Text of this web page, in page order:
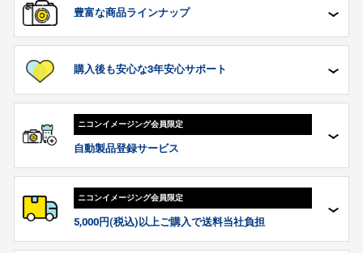
豊富な商品ラインナップ
購入後も安心な3年安心サポート
ニコンイメージング会員限定
自動製品登録サービス
ニコンイメージング会員限定
5,000円(税込)以上ご購入で送料当社負担